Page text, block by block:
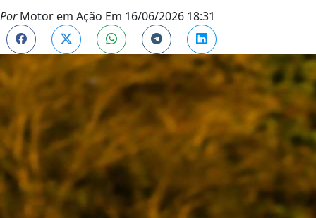
PorMotor em Ação Em 16/06/2026 18:31